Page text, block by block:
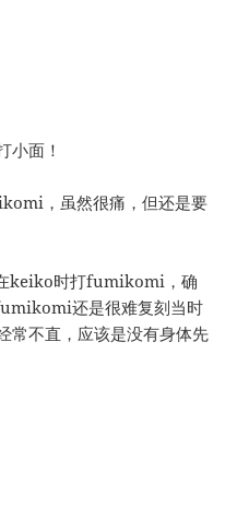
小面！
，虽然很痛，但还是要
keiko时打fumikomi，确
还是很难复刻当时
常不直，应该是没有身体先